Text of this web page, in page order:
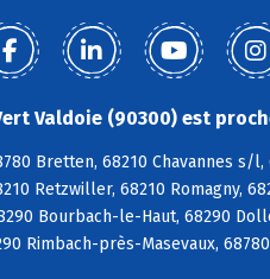
Valdoie (90300) est
Bretten, 68210 Chavannes s/
Retzwiller, 68210 Romagny,
Bourbach-le-Haut, 68290
Rimbach-près-Masevaux,